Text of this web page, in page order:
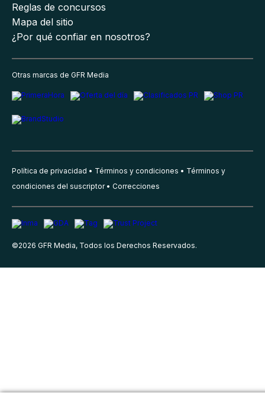
Reglas de concursos
Mapa del sitio
¿Por qué confiar en nosotros?
Otras marcas de GFR Media
Política de privacidad Términos y condiciones
Términos y
condiciones del suscriptor
Correcciones
©2026 GFR Media, Todos los Derechos Reservados.